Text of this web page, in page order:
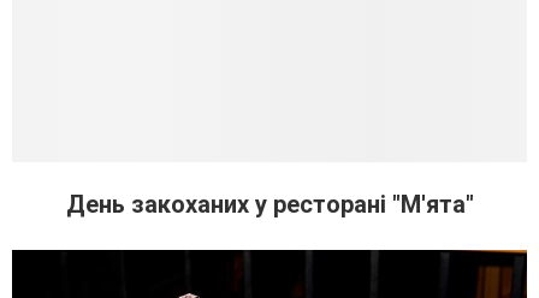
День закоханих у ресторані "М'ята"